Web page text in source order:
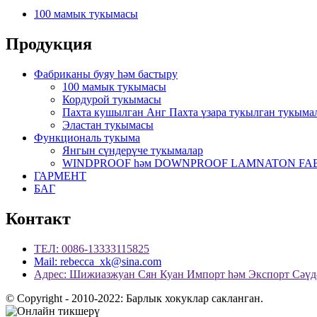
100 мамык тукымасы
Продукция
Фабриканы буяу һәм бастыру
100 мамык тукымасы
Кордурой тукымасы
Пахта кушылган Анг Пахта үзара тукылган
Эластан тукымасы
Функциональ тукыма
Янгын сүндерүче тукымалар
WINDPROOF һәм DOWNPROOF LAMNATON
ГАРМЕНТ
БАГ
Контакт
ТЕЛ: 0086-13333115825
Mail: rebecca_xk@sina.com
Адрес: Шижиазжуан Сян Куан Импорт һәм Экспорт
© Copyright - 2010-2022: Барлык хокуклар сакланган.